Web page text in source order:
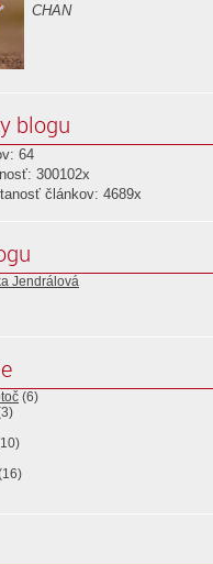
CHAN
blogu
64
300102x
článkov: 4689x
Jendrálová
(6)